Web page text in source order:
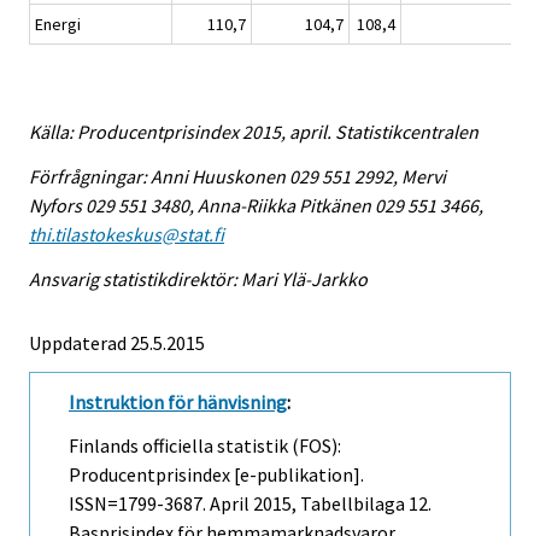
Energi
110,7 104,7 108,4
Källa: Producentprisindex 2015, april. Statistikcentralen
Förfrågningar: Anni Huuskonen 029 551 2992, Mervi
Nyfors 029 551 3480, Anna-Riikka Pitkänen 029 551 3466,
thi.tilastokeskus@stat.fi
Ansvarig statistikdirektör: Mari Ylä-Jarkko
Uppdaterad 25.5.2015
Instruktion för hänvisning:
Finlands officiella statistik (FOS):
Producentprisindex [e-publikation].
ISSN=1799-3687. April 2015, Tabellbilaga 12.